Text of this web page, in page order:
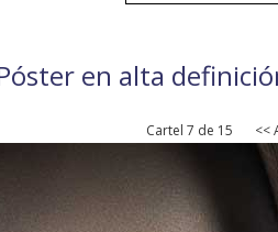
en alta
Cartel 7 de 15 <<